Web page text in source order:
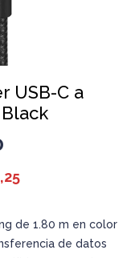
USB-C a
de 1.80 m en color
de datos